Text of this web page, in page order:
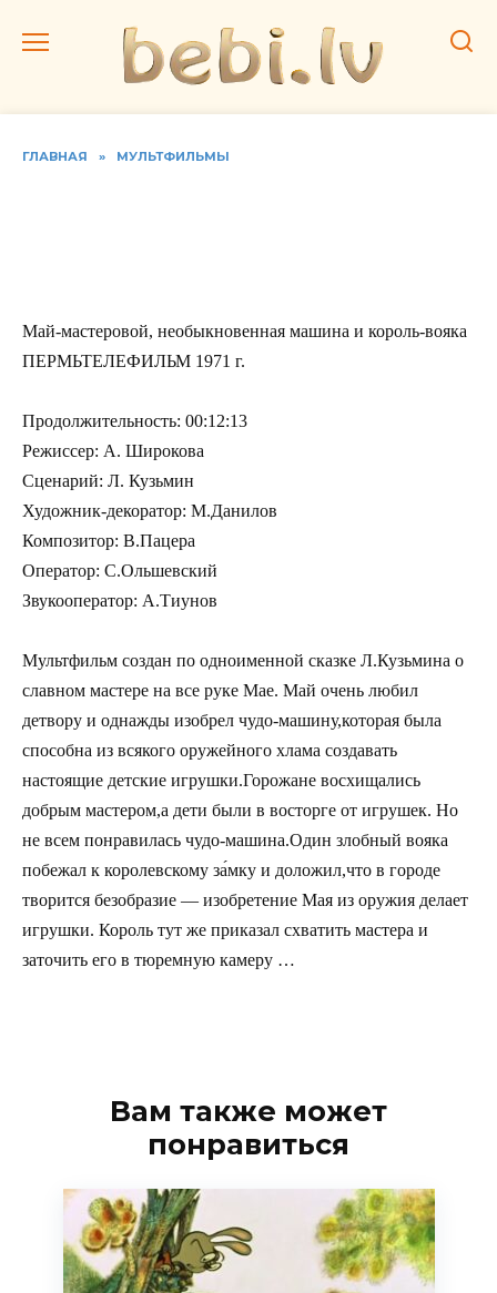
ГЛАВНАЯ » МУЛЬТФИЛЬМЫ
Май-мастеровой, необыкновенная машина и король-вояка
ПЕРМЬТЕЛЕФИЛЬМ 1971 г.
Продолжительность: 00:12:13
Режиссер: А. Широкова
Сценарий: Л. Кузьмин
Художник-декоратор: М.Данилов
Композитор: В.Пацера
Оператор: С.Ольшевский
Звукооператор: А.Тиунов
Мультфильм создан по одноименной сказке Л.Кузьмина о
славном мастере на все руке Мае. Май очень любил
детвору и однажды изобрел чудо-машину,которая была
способна из всякого оружейного хлама создавать
настоящие детские игрушки.Горожане восхищались
добрым мастером,а дети были в восторге от игрушек. Но
не всем понравилась чудо-машина.Один злобный вояка
побежал к королевскому за́мку и доложил,что в городе
творится безобразие — изобретение Мая из оружия делает
игрушки. Король тут же приказал схватить мастера и
заточить его в тюремную камеру …
Вам также может
понравиться